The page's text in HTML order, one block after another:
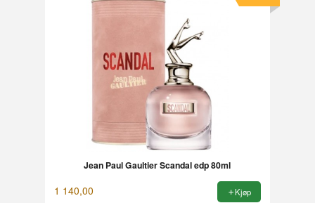
Jean Paul Gaultier Scandal edp 80ml
1 140,00 Kjøp